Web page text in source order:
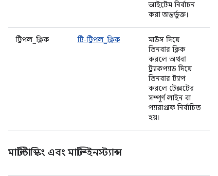
আইটেম নির্বাচন
করা অন্তর্ভুক্ত।
ট্রিপল_ক্লিক টি-ট্রিপল_ক্লিক
মাউস দিয়ে
তিনবার ক্লিক
করলে অথবা
ট্র্যাকপ্যাড দিয়ে
তিনবার ট্যাপ
করলে টেক্সটের
সম্পূর্ণ লাইন বা
প্যারাগ্রাফ নির্বাচিত
হয়।
মাল্টিটাস্কিং এবং মাল্টি-ইনস্ট্যান্স